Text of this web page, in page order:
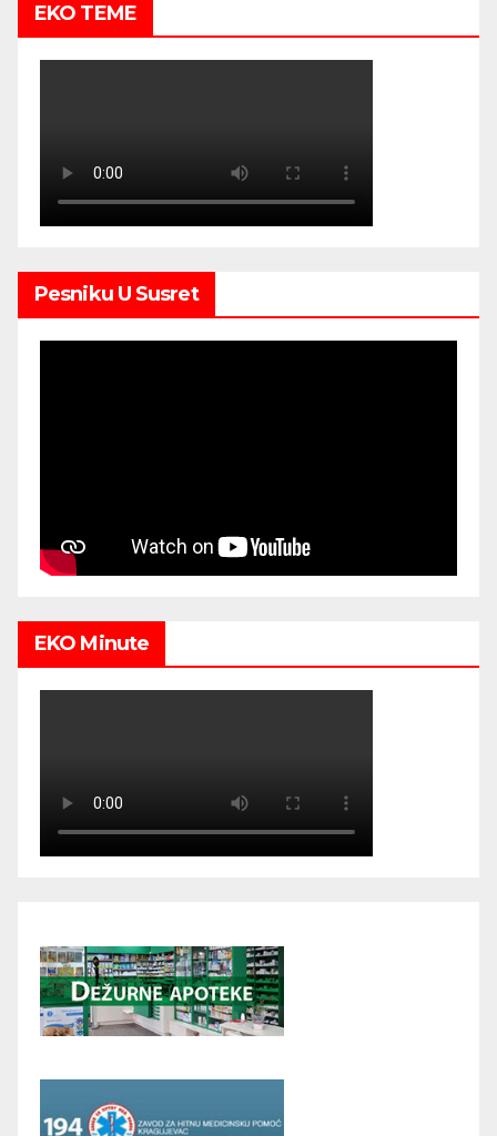
EKO TEME
Pesniku U Susret
EKO Minute